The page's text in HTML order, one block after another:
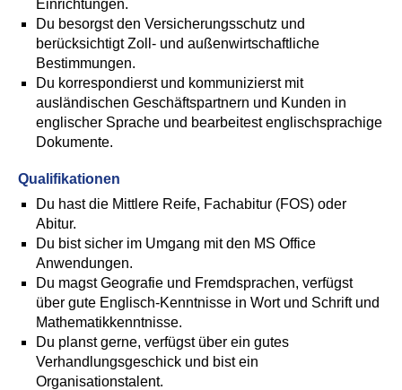
Einrichtungen.
Du besorgst den Versicherungsschutz und
berücksichtigt Zoll- und außenwirtschaftliche
Bestimmungen.
Du korrespondierst und kommunizierst mit
ausländischen Geschäftspartnern und Kunden in
englischer Sprache und bearbeitest englischsprachige
Dokumente.
Qualifikationen
Du hast die Mittlere Reife, Fachabitur (FOS) oder
Abitur.
Du bist sicher im Umgang mit den MS Office
Anwendungen.
Du magst Geografie und Fremdsprachen, verfügst
über gute Englisch-Kenntnisse in Wort und Schrift und
Mathematikkenntnisse.
Du planst gerne, verfügst über ein gutes
Verhandlungsgeschick und bist ein
Organisationstalent.